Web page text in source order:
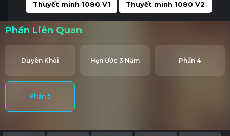
Thuyết minh 1080 V1 Thuyết minh 1080 V2
Phần Liên Quan
Duyên Khởi Hẹn Ước 3 Năm Phần 4
Phần 5